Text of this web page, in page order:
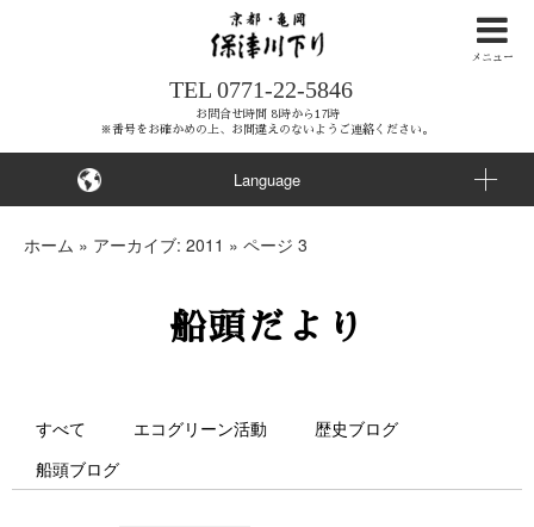
ナ
ビ
ゲ
ー
ョ
ン
ッ
メニュー
Language
TEL 0771-22-5846
お問合せ時間 8時から17時
※番号をお確かめの上、お間違えのないようご連絡ください。
ホーム » アーカイブ: 2011 » ページ 3
船頭だより
すべて エコグリーン活動
歴史ブログ
船頭ブログ